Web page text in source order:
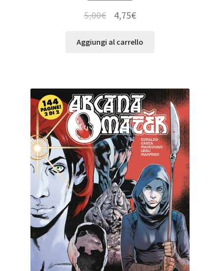
5,00€ 4,75€
Aggiungi al carrello